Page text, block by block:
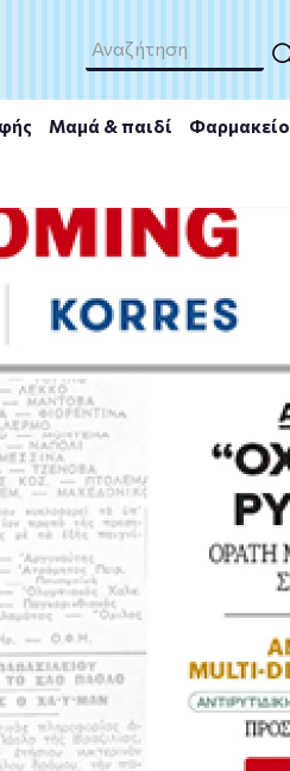
Μαμά & παιδί Φαρμακείο